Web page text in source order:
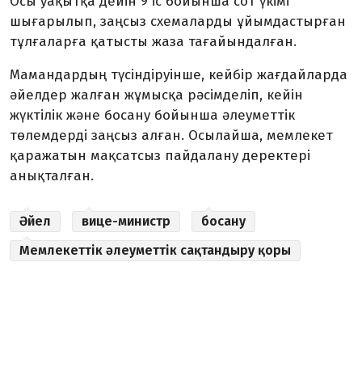
шығарылып, заңсыз схемаларды ұйымдастырған
тұлғаларға қатысты жаза тағайындалған.
Мамандардың түсіндіруінше, кейбір жағдайларда
әйелдер жалған жұмысқа рәсімделіп, кейін
жүктілік және босану бойынша әлеуметтік
төлемдерді заңсыз алған. Осылайша, мемлекет
қаражатын мақсатсыз пайдалану деректері
анықталған.
Әйел вице-министр
босану
Мемлекеттік әлеуметтік сақтандыру қоры